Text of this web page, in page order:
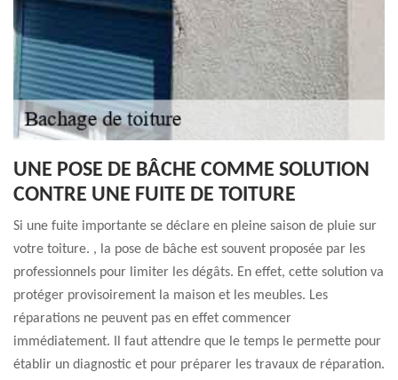
UNE POSE DE BÂCHE COMME SOLUTION
CONTRE UNE FUITE DE TOITURE
Si une fuite importante se déclare en pleine saison de pluie sur
votre toiture. , la pose de bâche est souvent proposée par les
professionnels pour limiter les dégâts. En effet, cette solution va
protéger provisoirement la maison et les meubles. Les
réparations ne peuvent pas en effet commencer
immédiatement. Il faut attendre que le temps le permette pour
établir un diagnostic et pour préparer les travaux de réparation.